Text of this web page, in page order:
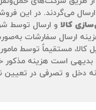
می‌گردند. در این
کالا و ارسال توسط
ارسال سفارشات
کالا، مستقیماً توسط
است هزینه مذکور
دخل و تصرفی در تعیین